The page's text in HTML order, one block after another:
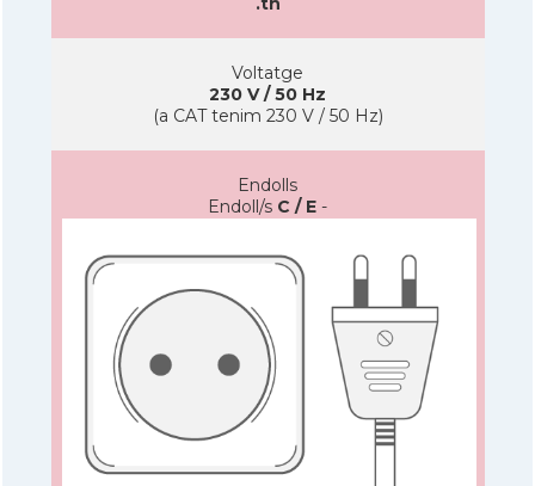
Voltatge
230 V / 50 Hz
(a CAT tenim 230 V / 50 Hz)
Endolls
Endoll/s C / E -